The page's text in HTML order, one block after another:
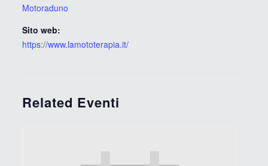
Motoraduno
Sito web:
https://www.lamototerapia.it/
Related Eventi